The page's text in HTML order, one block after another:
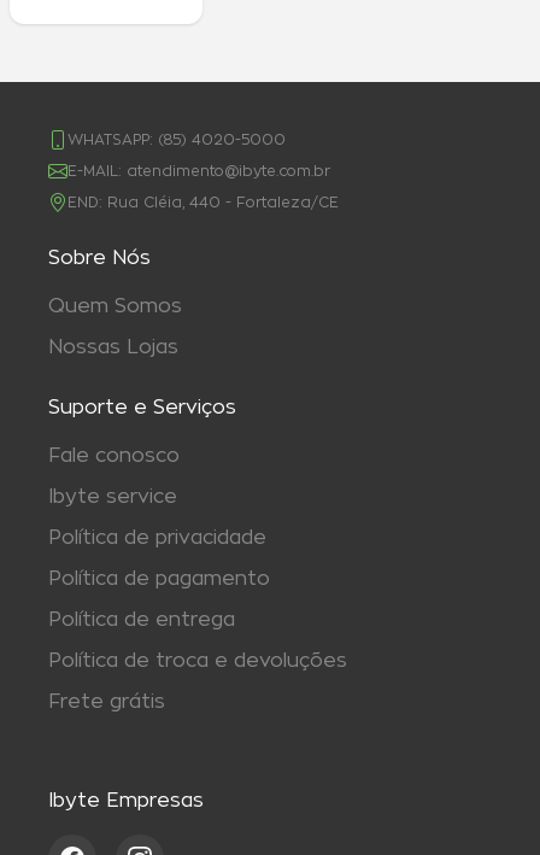
WHATSAPP: (85) 4020-5000
E-MAIL: atendimento@ibyte.com.br
END: Rua Cléia, 440 - Fortaleza/CE
Sobre Nós
Quem Somos
Nossas Lojas
Suporte e Serviços
Fale conosco
Ibyte service
Política de privacidade
Política de pagamento
Política de entrega
Política de troca e devoluções
Frete grátis
Ibyte Empresas